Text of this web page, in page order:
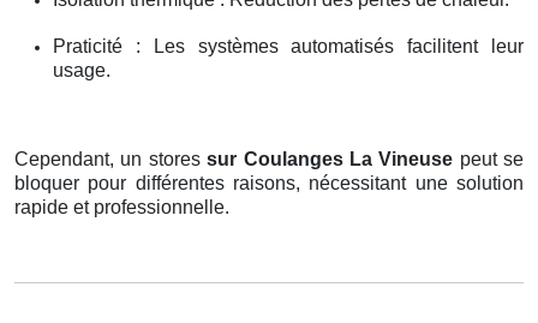
Praticité : Les systèmes automatisés facilitent leur
usage.
Cependant, un storessur Coulanges La Vineuse peut se
bloquer pour différentes raisons, nécessitant une solution
rapide et professionnelle.